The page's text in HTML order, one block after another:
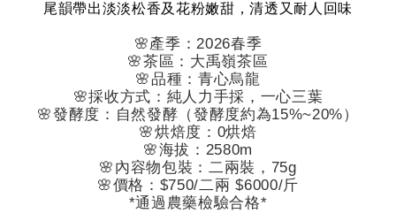
尾韻帶出淡淡松香及花粉嫩甜，清透又耐人回味
🌸產季：2026春季
🌸茶區：大禹嶺茶區
🌸品種：青心烏龍
🌸採收方式：純人力手採，一心三葉
🌸發酵度：自然發酵（發酵度約為15%~20%）
🌸烘焙度： 0烘焙
🌸海拔： 2580m
🌸 內容物包裝：二兩裝， 75g
🌸價格： $750/二兩 $6000/斤
*通過農藥檢驗合格*